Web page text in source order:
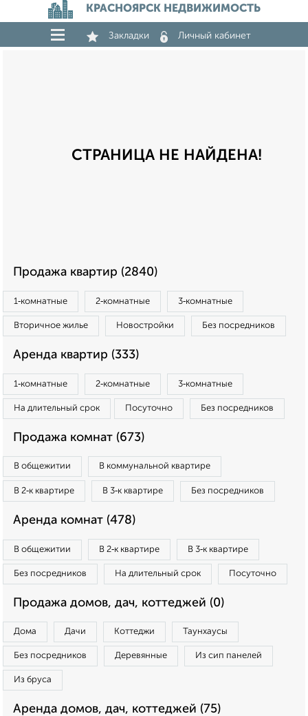
КРАСНОЯРСК НЕДВИЖИМОСТЬ
Закладки Личный кабинет
СТРАНИЦА НЕ НАЙДЕНА!
Продажа квартир (2840)
1‑комнатные 2‑комнатные 3‑комнатные
Вторичное жилье Новостройки Без посредников
Аренда квартир (333)
1‑комнатные 2‑комнатные 3‑комнатные
На длительный срок Посуточно Без посредников
Продажа комнат (673)
В общежитии В коммунальной квартире
В 2‑к квартире В 3‑к квартире Без посредников
Аренда комнат (478)
В общежитии В 2‑к квартире В 3‑к квартире
Без посредников На длительный срок Посуточно
Продажа домов, дач, коттеджей (0)
Дома Дачи Коттеджи Таунхаусы
Без посредников Деревянные Из сип панелей
Из бруса
Аренда домов, дач, коттеджей (75)